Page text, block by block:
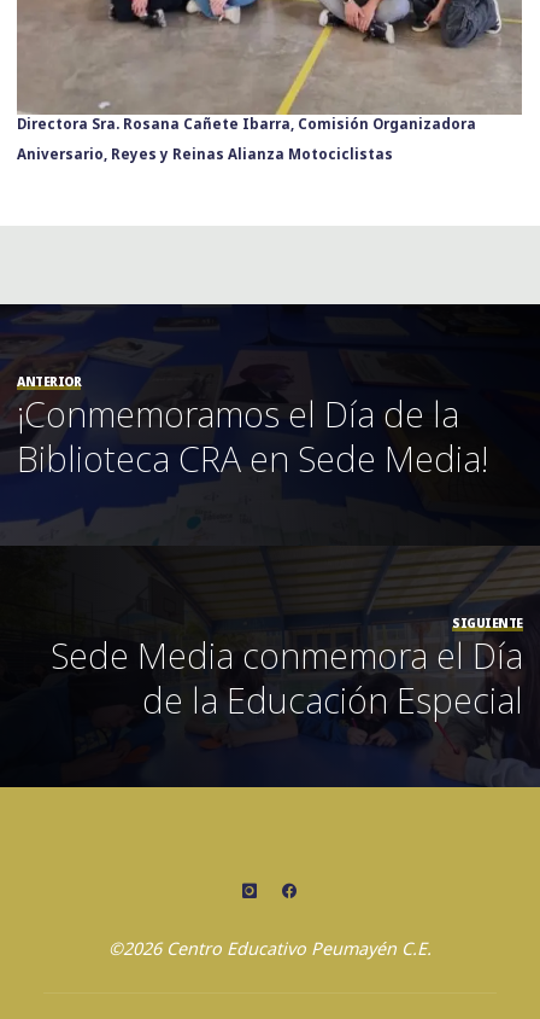
Directora Sra. Rosana Cañete Ibarra, Comisión Organizadora
Aniversario, Reyes y Reinas Alianza Motociclistas
ANTERIOR
¡Conmemoramos el Día de la
Biblioteca CRA en Sede Media!
SIGUIENTE
Sede Media conmemora el Día
de la Educación Especial
©2026 Centro Educativo Peumayén C.E.